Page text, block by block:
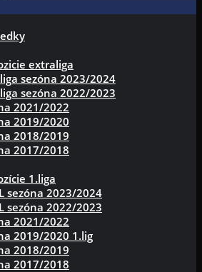
extraliga
sezóna 2023/2024
sezóna 2022/2023
2021/2022
2019/2020
2018/2019
2017/2018
1.liga
sezóna 2023/2024
sezóna 2022/2023
2021/2022
2019/2020 1.lig
2018/2019
2017/2018